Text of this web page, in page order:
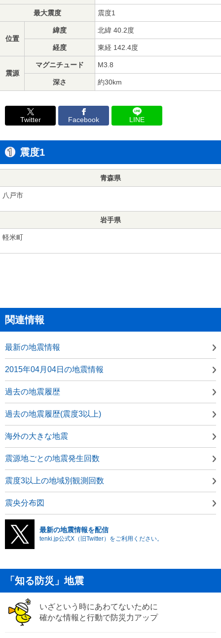
最大震度 震度1
位置
緯度 北緯 40.2度
経度 東経 142.4度
震源
マグニチュード M3.8
深さ 約30km
Twitter Facebook LINE
震度1
青森県
八戸市
岩手県
軽米町
関連情報
最新の地震情報
2015年04月04日の地震情報
過去の地震履歴
過去の地震履歴(震度3以上)
海外の大きな地震
震源地ごとの地震発生回数
震度3以上の地域別観測回数
震央分布図
最新の地震情報を配信
tenki.jp公式X（旧Twitter）をご利用ください。
「知る防災」地震
いざという時にあわてないために
確かな情報と行動で防災力アップ